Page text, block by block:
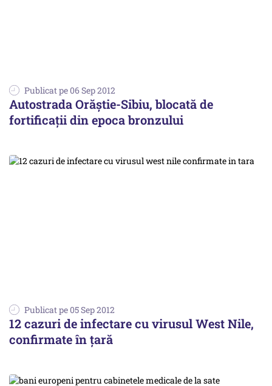
Publicat pe 06 Sep 2012
Autostrada Orăștie-Sibiu, blocată de
fortificații din epoca bronzului
Publicat pe 05 Sep 2012
12 cazuri de infectare cu virusul West Nile,
confirmate în țară